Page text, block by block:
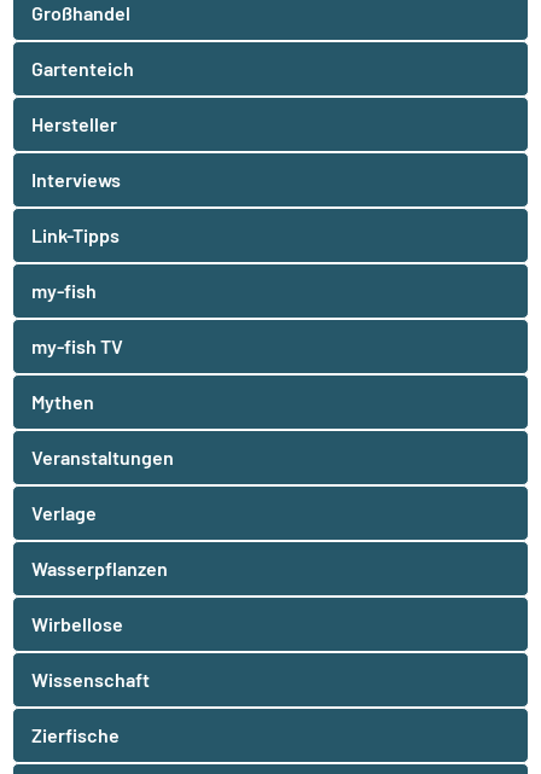
Großhandel
Gartenteich
Hersteller
Interviews
Link-Tipps
my-fish
my-fish TV
Mythen
Veranstaltungen
Verlage
Wasserpflanzen
Wirbellose
Wissenschaft
Zierfische